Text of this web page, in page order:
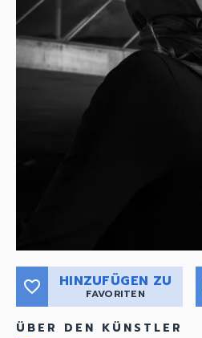
favorite_border HINZUFÜGEN ZU
FAVORITEN
ÜBER DEN KÜNSTLER